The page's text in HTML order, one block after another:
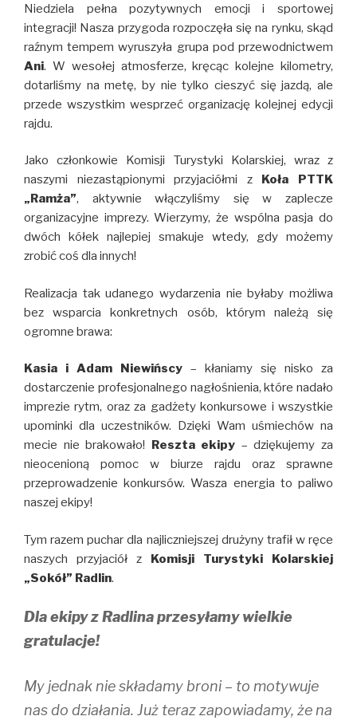
Niedziela pełna pozytywnych emocji i sportowej
integracji! Nasza przygoda rozpoczęła się na rynku, skąd
raźnym tempem wyruszyła grupa pod przewodnictwem
Ani. W wesołej atmosferze, kręcąc kolejne kilometry,
dotarliśmy na metę, by nie tylko cieszyć się jazdą, ale
przede wszystkim wesprzeć organizację kolejnej edycji
rajdu.
Jako członkowie Komisji Turystyki Kolarskiej, wraz z
naszymi niezastąpionymi przyjaciółmi z
Koła PTTK
„Ramża”, aktywnie włączyliśmy się w zaplecze
organizacyjne imprezy. Wierzymy, że wspólna pasja do
dwóch kółek najlepiej smakuje wtedy, gdy możemy
zrobić coś dla innych!
Realizacja tak udanego wydarzenia nie byłaby możliwa
bez wsparcia konkretnych osób, którym należą się
ogromne brawa:
Kasia i Adam Niewińscy – kłaniamy się nisko za
dostarczenie profesjonalnego nagłośnienia, które nadało
imprezie rytm, oraz za gadżety konkursowe i wszystkie
upominki dla uczestników. Dzięki Wam uśmiechów na
mecie nie brakowało!
Reszta ekipy – dziękujemy za
nieocenioną pomoc w biurze rajdu oraz sprawne
przeprowadzenie konkursów. Wasza energia to paliwo
naszej ekipy!
Tym razem puchar dla najliczniejszej drużyny trafił w ręce
naszych przyjaciół z Komisji Turystyki Kolarskiej
„Sokół” Radlin.
Dla ekipy z Radlina przesyłamy wielkie
gratulacje!
My jednak nie składamy broni – to motywuje
nas do działania. Już teraz zapowiadamy, że na